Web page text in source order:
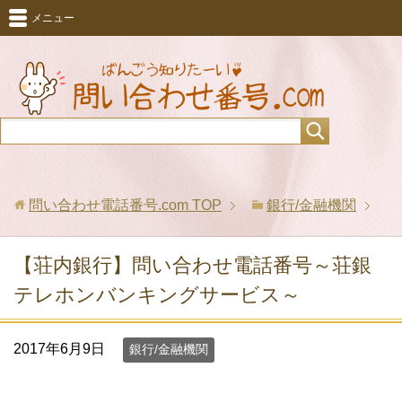
メニュー
問い合わせ電話番号.com TOP 銀行/金融機関
【荘内銀行】問い合わせ電話番号～荘銀
テレホンバンキングサービス～
2017年6月9日 銀行/金融機関